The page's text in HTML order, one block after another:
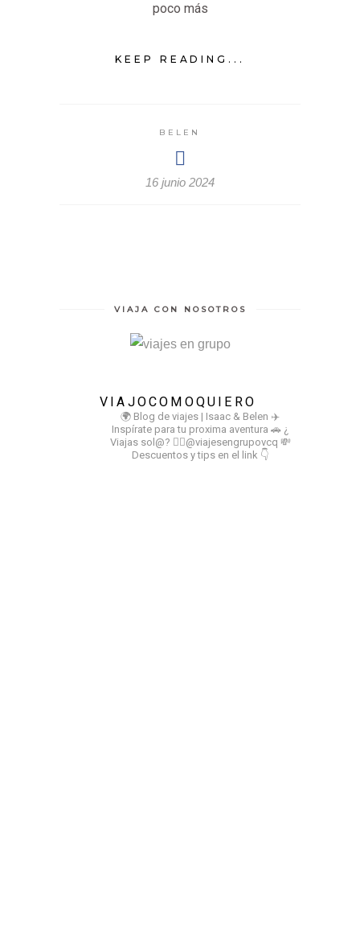
poco más
KEEP READING...
BELEN
16 junio 2024
VIAJA CON NOSOTROS
VIAJOCOMOQUIERO
🌍 Blog de viajes | Isaac & Belen ✈️
Inspírate para tu proxima aventura 🚗 ¿
Viajas sol@? 👉🏻@viajesengrupovcq 💸
Descuentos y tips en el link 👇